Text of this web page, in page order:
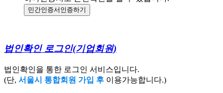
민간인증서 인증하기
법인확인 로그인(기업회원)
법인확인을 통한 로그인 서비스입니다.
(단, 서울시 통합회원 가입 후 이용가능합니다.)